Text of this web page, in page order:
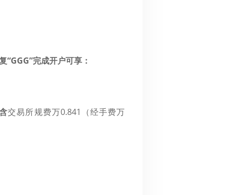
完成开户可享：
交易所规费万0.841（经手费万